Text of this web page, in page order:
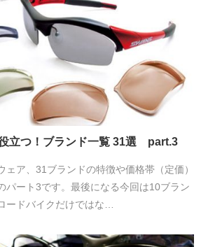
立つ！ブランド一覧 31選 part.3
ェア、31ブランドの特徴や価格帯（定価）
パート3です。最後になる今回は10ブラン
ードバイクだけではな…